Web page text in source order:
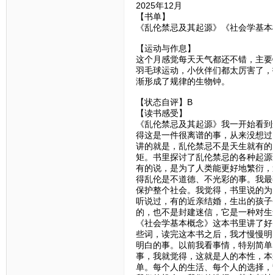
2025年12月
【书单】
《乱伦禁忌及其起源》《社会学基
【运动与作息】
这个月感觉每天天气都还不错，主
羽毛球运动，小伙伴们都太厉害了
渐形成了规律的生物钟。
【状态自评】B
【读书感受】
《乱伦禁忌及其起源》我一开始看
得这是一件很离谱的事，从来没想
讲的就是，乱伦禁忌不是天生就有
矩。书里探讨了乱伦禁忌的各种起
有的说，是为了人类能更好地繁衍
得乱伦是不道德、不光彩的事。我
保护整个社会。我觉得，书里说的
听说过，有的近亲结婚，生出的孩
的，也不是封建迷信，它是一种对
《社会学基本概念》这本书里讲了
些词，读完这本书之后，我才慢慢
明白的事。以前我看事情，特别简
事，我就觉得，这就是人的本性，
单。每个人的生活、每个人的选择